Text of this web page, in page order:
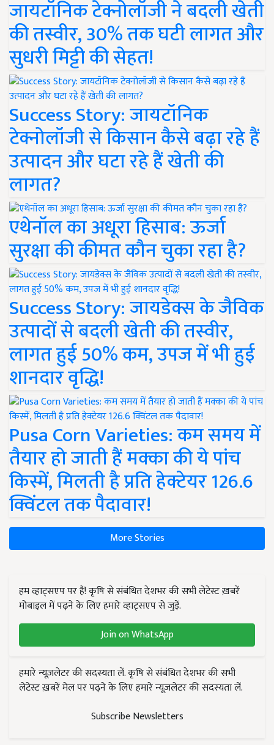
जायटॉनिक टेक्नोलॉजी ने बदली खेती
की तस्वीर, 30% तक घटी लागत और
सुधरी मिट्टी की सेहत!
Success Story: जायटॉनिक
टेक्नोलॉजी से किसान कैसे बढ़ा रहे हैं
उत्पादन और घटा रहे हैं खेती की
लागत?
एथेनॉल का अधूरा हिसाब: ऊर्जा
सुरक्षा की कीमत कौन चुका रहा है?
Success Story: जायडेक्स के जैविक
उत्पादों से बदली खेती की तस्वीर,
लागत हुई 50% कम, उपज में भी हुई
शानदार वृद्धि!
Pusa Corn Varieties: कम समय में
तैयार हो जाती हैं मक्का की ये पांच
किस्में, मिलती है प्रति हेक्टेयर 126.6
क्विंटल तक पैदावार!
More Stories
हम व्हाट्सएप पर हैं! कृषि से संबंधित देशभर की सभी लेटेस्ट ख़बरें
मोबाइल में पढ़ने के लिए हमारे व्हाट्सएप से जुड़ें.
Join on WhatsApp
हमारे न्यूज़लेटर की सदस्यता लें. कृषि से संबंधित देशभर की सभी
लेटेस्ट ख़बरें मेल पर पढ़ने के लिए हमारे न्यूज़लेटर की सदस्यता लें.
Subscribe Newsletters